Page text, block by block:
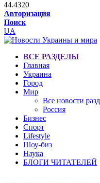
44.4320
Авторизация
Поиск
UA
ВСЕ РАЗДЕЛЫ
Главная
Украина
Город
Мир
Все новости
Россия
Бизнес
Спорт
Lifestyle
Шоу-биз
Наука
БЛОГИ ЧИТАТЕЛЕЙ